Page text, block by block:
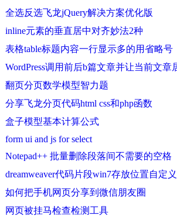
全选反选飞龙jQuery解决方案优化版
inline元素的垂直居中对齐妙法2种
表格table标题内容一行显示多的用省略号
WordPress调用前后b篇文章并让当前文章
翻页分页数学模型智力题
分享飞龙分页代码html css和php函数
盒子模型基本计算公式
form ui and js for select
Notepad++ 批量删除段落间不需要的空格
dreamweaver代码片段win7存放位置自定义
如何把手机网页分享到微信朋友圈
网页被挂马检查检测工具